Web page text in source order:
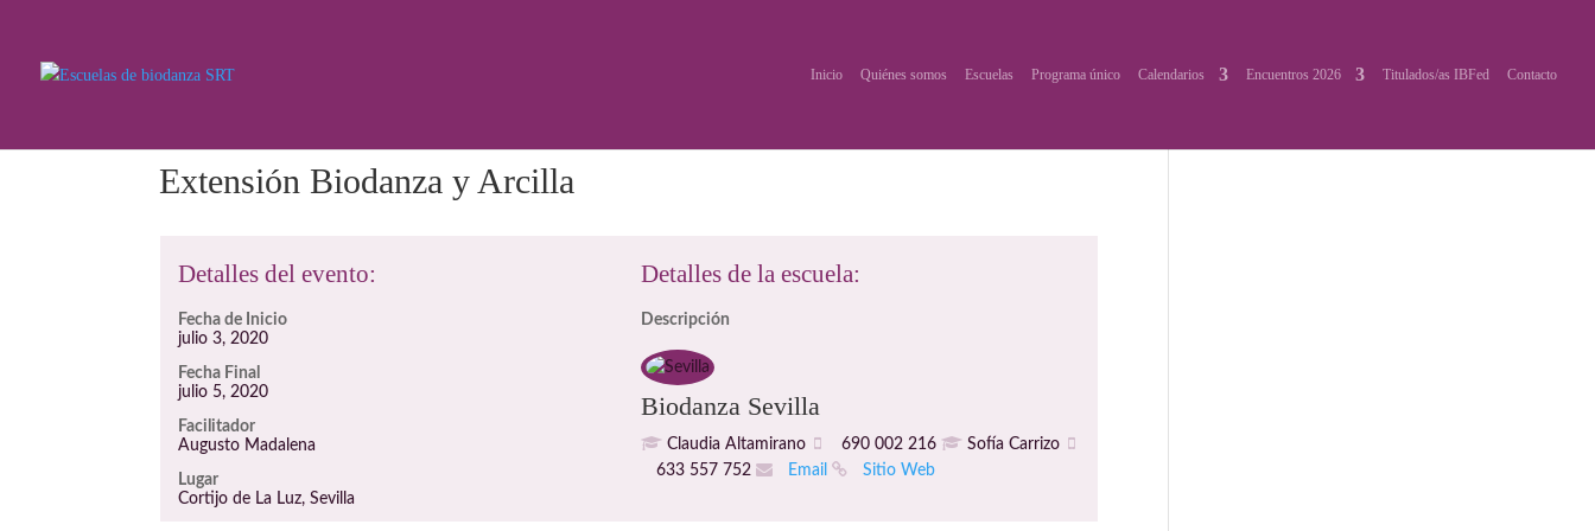
Inicio Quiénes somos Escuelas Programa único Calendarios Encuentros 2026 Titulados/as IBFed Contacto
Extensión Biodanza y Arcilla
Detalles del evento:
Fecha de Inicio
julio 3, 2020
Fecha Final
julio 5, 2020
Facilitador
Augusto Madalena
Lugar
Cortijo de La Luz, Sevilla
Detalles de la escuela:
Descripción
Biodanza Sevilla
Claudia Altamirano 690 002 216
Sofía Carrizo
633 557 752
Email Sitio Web